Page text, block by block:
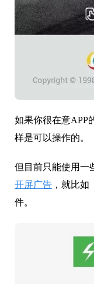
如果你很在意APP
样是可以操作的。
但目前只能使用一
开屏广告 ，就比
件。